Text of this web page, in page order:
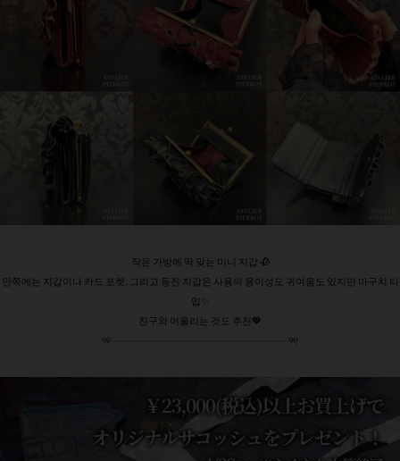
작은 가방에 딱 맞는 미니 지갑 🥀
안쪽에는 지갑이나 카드 포켓, 그리고 동전 지갑은 사용의 용이성도 귀여움도 있지만 마구치 타
입✨
친구와 어울리는 것도 추천💖
୨୧┈┈┈┈┈┈┈┈┈┈┈┈┈┈┈┈┈┈୨୧